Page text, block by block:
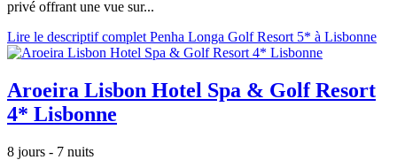
privé offrant une vue sur...
Lire le descriptif complet Penha Longa Golf Resort 5* à Lisbonne
Aroeira Lisbon Hotel Spa & Golf Resort
4* Lisbonne
8 jours - 7 nuits